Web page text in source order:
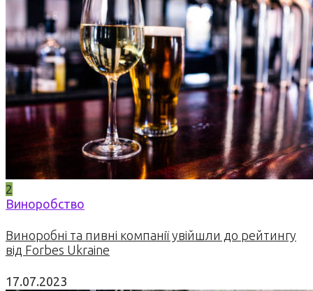
2
Виноробство
Виноробні та пивні компанії увійшли до рейтингу
від Forbes Ukraine
17.07.2023